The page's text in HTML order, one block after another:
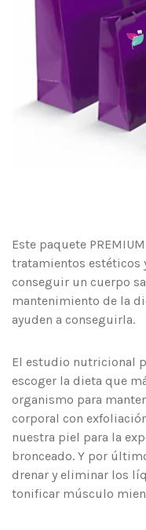
Este paquete
tratamientos estéticos
conseguir un cuerpo
mantenimiento de la
ayuden a conseguirla.
El estudio nutricional
escoger la dieta que
organismo para
corporal con
nuestra piel para la
bronceado. Y por
drenar y eliminar los
tonificar músculo